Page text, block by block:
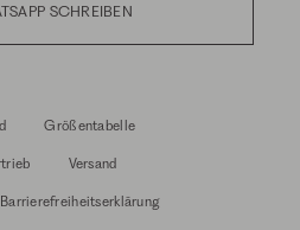
SCHREIBEN
Größentabelle
Versand
Barrierefreiheitserklärung